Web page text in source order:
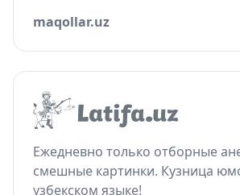
maqollar.uz
Ежедневно только отборные
смешные картинки. Кузница
узбекском языке!